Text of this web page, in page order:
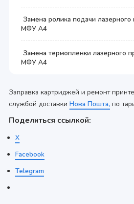
Замена ролика подачи лазерного
МФУ А4
Замена термопленки лазерного
МФУ А4
Заправка картриджей и ремонт
службой доставки Нова Пошта, по
Поделиться ссылкой:
X
Facebook
Telegram